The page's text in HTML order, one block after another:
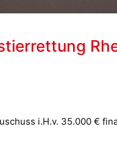
i.H.v. 35.000 €